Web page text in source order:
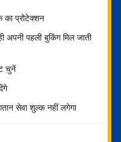
का प्रोटेक्शन
पहली बुकिंग मिल जाती
चुनें
सेवा शुल्क नहीं लगेगा